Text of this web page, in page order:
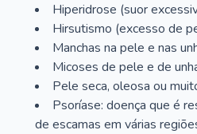
Hiperidrose (suor
Hirsutismo (excesso de
Manchas na pele e nas
Micoses de pele e de
Pele seca, oleosa ou
Psoríase: doença que é
de escamas em várias